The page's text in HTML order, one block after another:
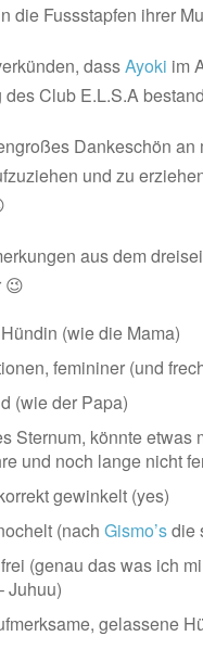
die Fussstapfen ihrer
dassAyoki im
Club E.L.S.A
Dankeschön
und zu
aus dem
😉
(wie die Mama)
femininer (und
(wie der Papa)
Sternum, könnte etwas
und noch lange nicht
gewinkelt (yes)
(nach Gismo’sdie
(genau das was ich
Juhuu)
gelassene